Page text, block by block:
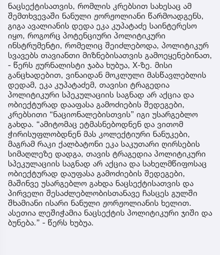
ნაცსექტისათვის, რომლის კრებსით სახესაც ამ
შემთხვევაში ნანული ჟორჟოლიანი წარმოადგენს,
გიგა ავალიანის დედა ეკა კუპატაძე საინტერესო
იყო, როგორც პოტენციური პოლიტიკური
ინსტრუმენტი, რომელიც შეიძლებოდა, პოლიტიკურ
სვავებს თავიანთი მიზნებისათვის გამოეყენებინათ,
- წერს ჟურნალისტი ჯაბა ხუბუა, X-ზე. მისი
განცხადებით, ვინაიდან მოკლული მასწავლებლის
დედამ, ეკა კუპატაძემ, თავისი ტრაგედია
პოლიტიკური სპეკულაციის საგნად არ აქცია და
ობიექტურად დააფასა გამოძიების შედეგები,
კრებსითი “ნაციონალებისთვის” იგი უსარგებლო
გახდა. “ამიტომაც ეტმასნებოდნენ და ვითომ
ჭირისუფლობდნენ მას კოლექტიური ნანუკები,
მაგრამ რაკი ქალბატონი ეკა საკუთარი ღირსების
სიმაღლეზე დადგა, თავის ტრაგედია პოლიტიკური
სპეკულაციის საგნად არ აქცია და სახელმწიფოსაც
ობიექტურად დაუფასა გამოძიების შედეგები,
მაშინვე უსარგებლო გახდა ნაცსექტისათვის და
პირველი შესაძლებლობისთანავე ჩასცეს გულში
შხამიანი ისარი ნანული ჟორჟოლიანის ხელით.
ასეთია ლეშიჭამია ნაცსექტის პოლიტიკური ჯიში და
ბუნება.” - წერს ხუბუა.